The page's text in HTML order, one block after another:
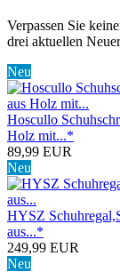
Verpassen Sie
drei aktuellen
Neu
Hoscullo
Holz mit...*
89,99 EUR
Neu
HYSZ
aus...*
249,99 EUR
Neu